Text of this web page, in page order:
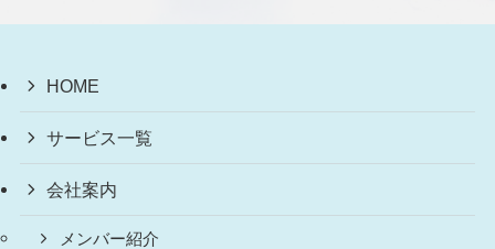
HOME
サービス一覧
会社案内
メンバー紹介